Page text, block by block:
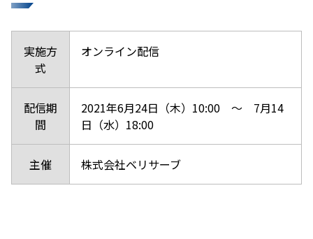
実施方
式
オンライン配信
配信期
間
2021年6月24日（木）10:00 ～ 7月14
日（水）18:00
主催 株式会社ベリサーブ